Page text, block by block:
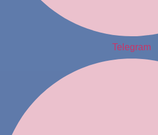
Telegram